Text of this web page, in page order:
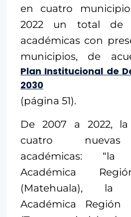
en cuatro
2022 un total de
académicas con
municipios, de
Plan Institucional de
2030
(página 51).
De 2007 a 2022, la
cuatro nuevas
académicas: “la
Académica
(Matehuala), la
Académica Región